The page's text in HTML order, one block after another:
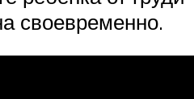
своевременно.